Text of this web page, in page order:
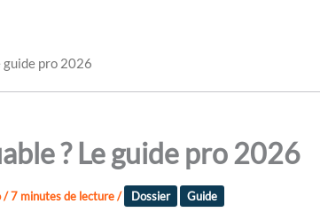
pro 2026
? Le guide pro 2026
/7 minutes de lecture/ Dossier Guide